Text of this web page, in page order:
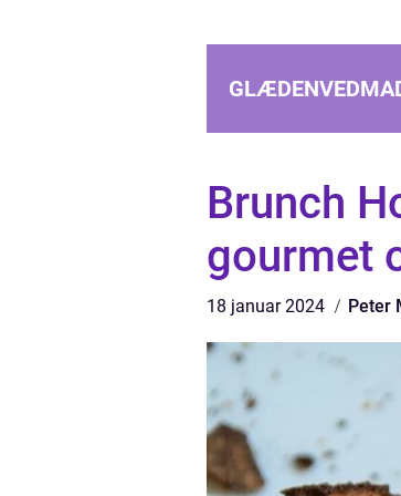
Brunch
gourmet
18 januar 2024 Peter